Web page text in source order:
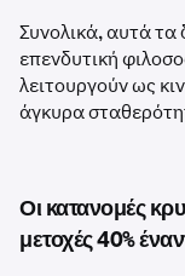
Συνολικά, αυτά τα
επενδυτική
λειτουργούν ως
άγκυρα
Οι κατανομές
μετοχές 40%